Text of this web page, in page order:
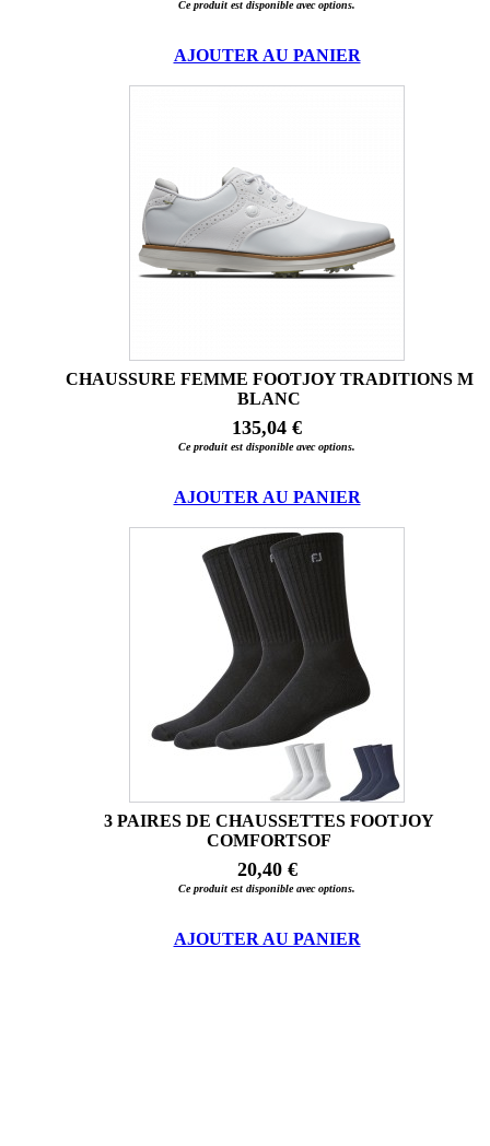
Ce produit est disponible avec options.
AJOUTER AU PANIER
CHAUSSURE FEMME FOOTJOY TRADITIONS M
BLANC
135,04 €
Ce produit est disponible avec options.
AJOUTER AU PANIER
3 PAIRES DE CHAUSSETTES FOOTJOY
COMFORTSOF
20,40 €
Ce produit est disponible avec options.
AJOUTER AU PANIER